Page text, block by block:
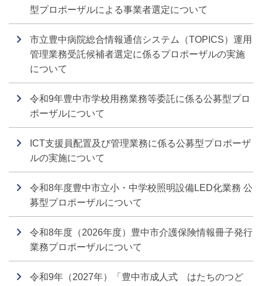
型プロポーザルによる事業者選定について
市立豊中病院総合情報通信システム（TOPICS）運用
管理業務受託候補者選定に係るプロポーザルの実施
について
令和9年豊中市学校用務業務等委託に係る公募型プロ
ポーザルについて
ICT支援員配置及び管理業務に係る公募型プロポーザ
ルの実施について
令和8年度豊中市立小・中学校照明設備LED化業務 公
募型プロポーザルについて
令和8年度（2026年度）豊中市介護保険情報冊子発行
業務プロポーザルについて
令和9年（2027年）「豊中市成人式 はたちのつど